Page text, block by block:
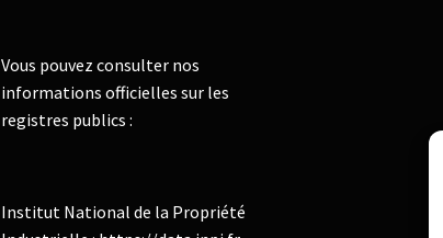
Vous pouvez consulter nos
informations officielles sur les
registres publics :
Institut National de la Propriété